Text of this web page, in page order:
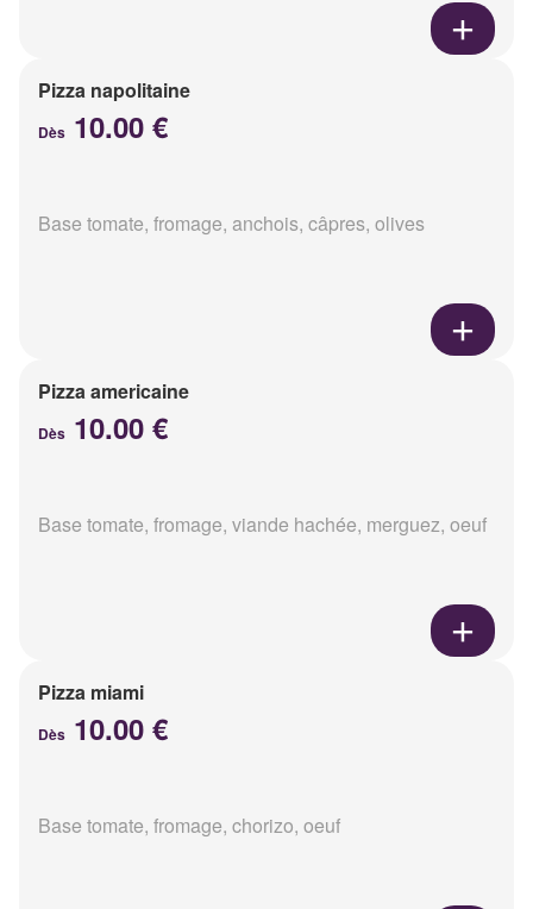
Pizza napolitaine
Dès 10.00 €
Base tomate, fromage, anchois, câpres, olives
Pizza americaine
Dès 10.00 €
Base tomate, fromage, viande hachée, merguez, oeuf
Pizza miami
Dès 10.00 €
Base tomate, fromage, chorizo, oeuf